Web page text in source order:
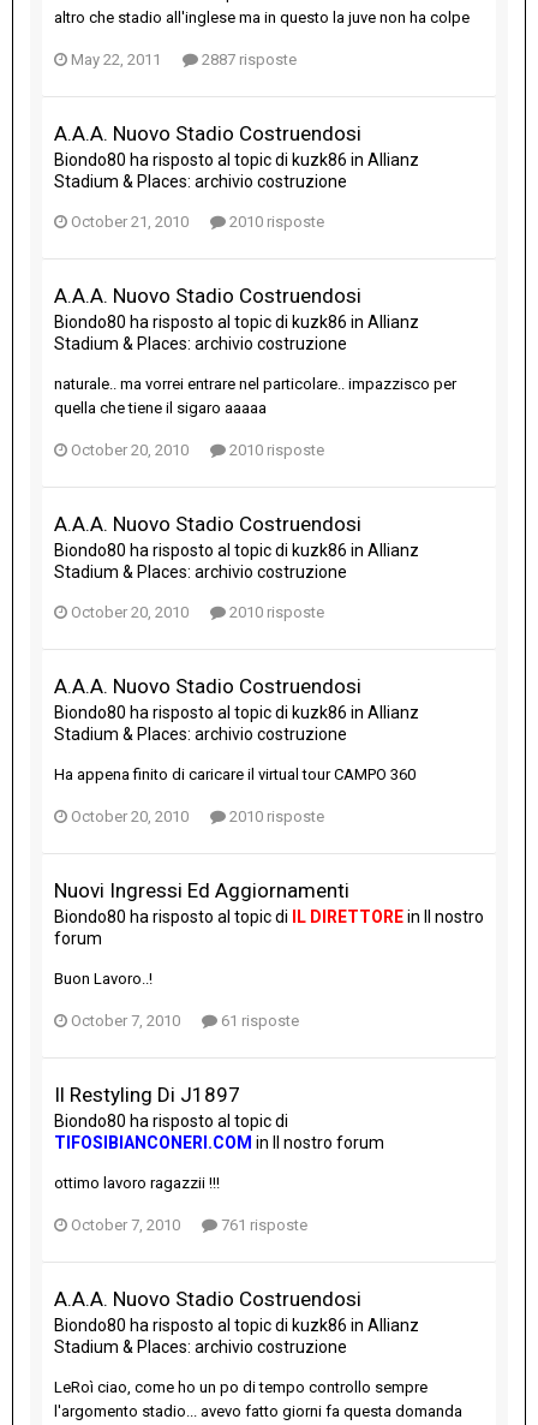
altro che stadio all'inglese ma in questo la juve non ha colpe
May 22, 2011 2887 risposte
A.A.A. Nuovo Stadio Costruendosi
Biondo80 ha risposto al topic di kuzk86 in Allianz
Stadium & Places: archivio costruzione
October 21, 2010 2010 risposte
A.A.A. Nuovo Stadio Costruendosi
Biondo80 ha risposto al topic di kuzk86 in Allianz
Stadium & Places: archivio costruzione
naturale.. ma vorrei entrare nel particolare.. impazzisco per
quella che tiene il sigaro aaaaa
October 20, 2010 2010 risposte
A.A.A. Nuovo Stadio Costruendosi
Biondo80 ha risposto al topic di kuzk86 in Allianz
Stadium & Places: archivio costruzione
October 20, 2010 2010 risposte
A.A.A. Nuovo Stadio Costruendosi
Biondo80 ha risposto al topic di kuzk86 in Allianz
Stadium & Places: archivio costruzione
Ha appena finito di caricare il virtual tour CAMPO 360
October 20, 2010 2010 risposte
Nuovi Ingressi Ed Aggiornamenti
Biondo80 ha risposto al topic di IL DIRETTOREin
Il nostro
forum
Buon Lavoro..!
October 7, 2010 61 risposte
Il Restyling Di J1897
Biondo80 ha risposto al topic di
TIFOSIBIANCONERI.COM in Il nostro forum
ottimo lavoro ragazzii !!!
October 7, 2010 761 risposte
A.A.A. Nuovo Stadio Costruendosi
Biondo80 ha risposto al topic di kuzk86 in Allianz
Stadium & Places: archivio costruzione
LeRoì ciao, come ho un po di tempo controllo sempre
l'argomento stadio... avevo fatto giorni fa questa domanda